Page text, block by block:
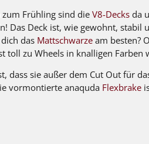
Frühling sind die V8-Decks da
Das Deck ist, wie gewohnt,
das Mattschwarze am besten?
toll zu Wheels in knalligen Farben
dass sie außer dem Cut Out für
vormontierte anaquda Flexbrake